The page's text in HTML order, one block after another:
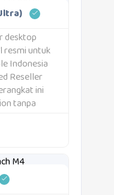
desktop
resmi untuk
Indonesia
Reseller
ini
tanpa
komputasi
performa